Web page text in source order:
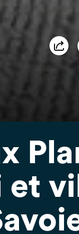
et